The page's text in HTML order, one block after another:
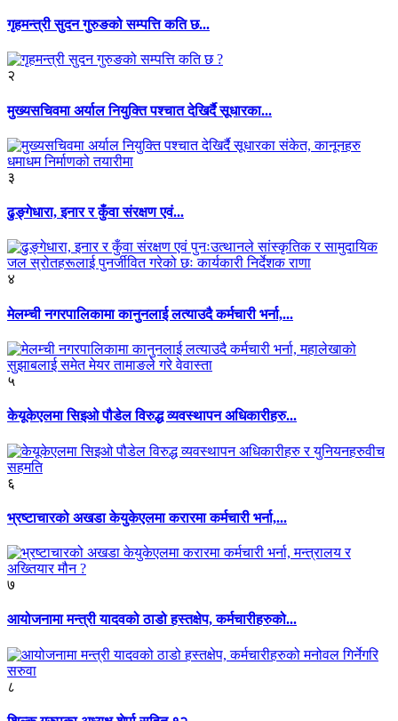
गृहमन्त्री सुदन गुरुङको सम्पत्ति कति छ...
२
मुख्यसचिवमा अर्याल नियुक्ति पश्चात देखिर्दै सूधारका...
३
ढुङ्गेधारा, इनार र कुँवा संरक्षण एवं...
४
मेलम्ची नगरपालिकामा कानुनलाई लत्याउदै कर्मचारी भर्ना,...
५
केयूकेएलमा सिइओ पौडेल विरुद्ध व्यवस्थापन अधिकारीहरु...
६
भ्रष्टाचारको अखडा केयुकेएलमा करारमा कर्मचारी भर्ना,...
७
आयोजनामा मन्त्री यादवको ठाडो हस्तक्षेप, कर्मचारीहरुको...
८